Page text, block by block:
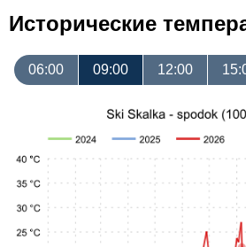
Исторические
06:00 09:00 12:00